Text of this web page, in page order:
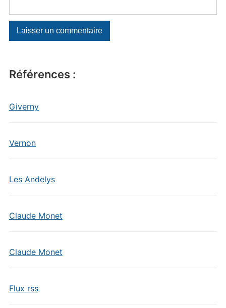
Références :
Giverny
Vernon
Les Andelys
Claude Monet
Claude Monet
Flux rss